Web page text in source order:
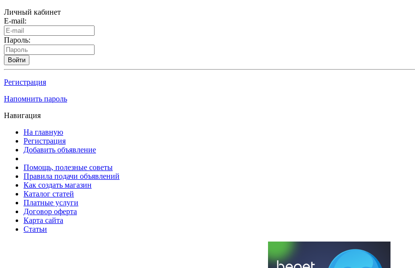
Личный кабинет
E-mail:
Пароль:
Войти
Регистрация
Напомнить пароль
Навигация
На главную
Регистрация
Добавить объявление
Помощь, полезные советы
Правила подачи объявлений
Как создать магазин
Каталог статей
Платные услуги
Договор оферта
Карта сайта
Статьи